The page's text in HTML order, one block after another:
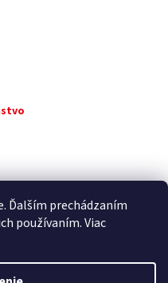
Ďalším prechádzaním
používaním. Viac